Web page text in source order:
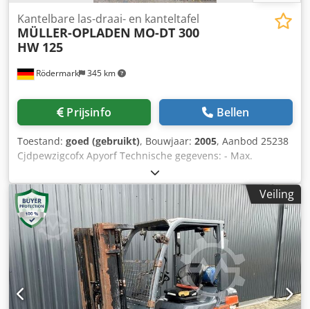
Rödermark 345 km
Kantelbare las-draai- en kanteltafel
MÜLLER-OPLADEN MO-DT 300
HW 125
Prijsinfo Bellen
Toestand: goed (gebruikt), Bouwjaar: 2005, Aanbod 25238
Cjdpewzigcofx Apyorf Technische gegevens: - Max.
draagvermogen bij horizontaal tafelblad: 350 kg - Max.
draagvermogen in alle gekantelde posities: 300 kg -
Diameter van de opspanplaat: 400 mm - Doorlaatgat / holle
as: 125 mm - Opspanplaat handmatig zwenkbaar naar
links en rechts: 0 - 90° - Draaisnelheid traploos regelbaar:
ca. 0,15 - 5,0 1/min - Rechter- en linkeromloop - Elektrisch
voetschakelaar - Lasstroomoverdracht: ca. 350 A -
Aandrijving: 400 V - Tafelhoogte in horizontale positie: ca.
900 mm - Benodigde ruimte: ca. B 1150 x H 900 x D 800
mm - Gewicht: ca. 290 kg - Klauwplaat: 250 mm
Veiling